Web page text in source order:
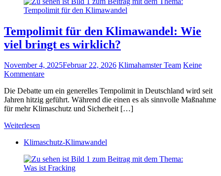
Tempolimit für den Klimawandel: Wie
viel bringt es wirklich?
November 4, 2025Februar 22, 2026 Klimahamster Team Keine
Kommentare
Die Debatte um ein generelles Tempolimit in Deutschland wird seit
Jahren hitzig geführt. Während die einen es als sinnvolle Maßnahme
für mehr Klimaschutz und Sicherheit […]
Weiterlesen
Klimaschutz-Klimawandel